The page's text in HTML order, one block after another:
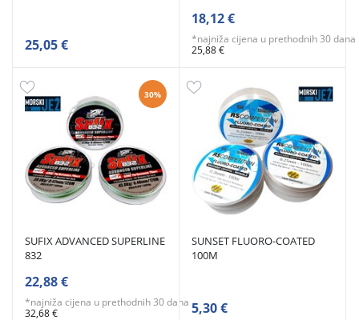
25,05 €
18,12 €
*najniža cijena u prethodnih 30 dana
25,88 €
30%
SUFIX ADVANCED SUPERLINE
832
22,88 €
*najniža cijena u prethodnih 30 dana
32,68 €
SUNSET FLUORO-COATED
100M
5,30 €